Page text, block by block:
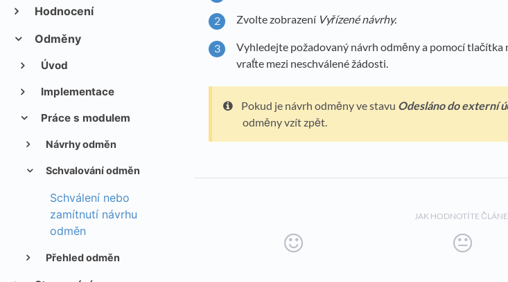
Hodnocení
Odměny
Úvod
Implementace
Práce s modulem
Návrhy odměn
Schvalování odměn
Schválení nebo
zamítnutí návrhu
odměn
Přehled odměn
Zvolte zobrazení Vyřízené návrhy.
Vyhledejte požadovaný návrh odměny a pomocí tlačítka
vraťte mezi neschválené žádosti.
Pokud je návrh odměny ve stavu Odesláno do externí
odměny vzít zpět.
JAK HODNOTÍTE